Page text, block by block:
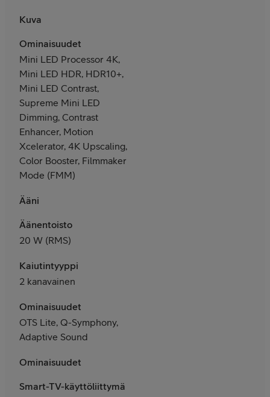
Kuva
Ominaisuudet
Mini LED Processor 4K,
Mini LED HDR, HDR10+,
Mini LED Contrast,
Supreme Mini LED
Dimming, Contrast
Enhancer, Motion
Xcelerator, 4K Upscaling,
Color Booster, Filmmaker
Mode (FMM)
Ääni
Äänentoisto
20 W (RMS)
Kaiutintyyppi
2 kanavainen
Ominaisuudet
OTS Lite, Q-Symphony,
Adaptive Sound
Ominaisuudet
Smart-TV-käyttöliittymä